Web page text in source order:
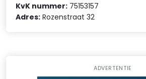
KvK nummer: 75153157
Adres: Rozenstraat 32
ADVERTENTIE